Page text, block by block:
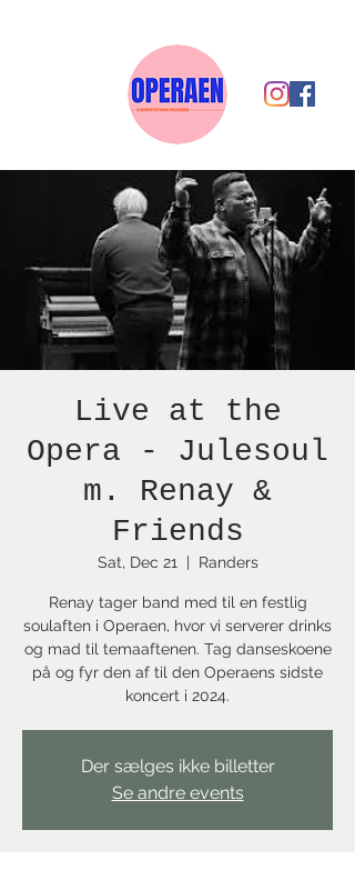
Live at the
Opera - Julesoul
m. Renay &
Friends
Sat, Dec 21
  |
Randers
Renay tager band med til en festlig
soulaften i Operaen, hvor vi serverer drinks
og mad til temaaftenen. Tag danseskoene
på og fyr den af til den Operaens sidste
koncert i 2024.
Der sælges ikke billetter
Se andre events